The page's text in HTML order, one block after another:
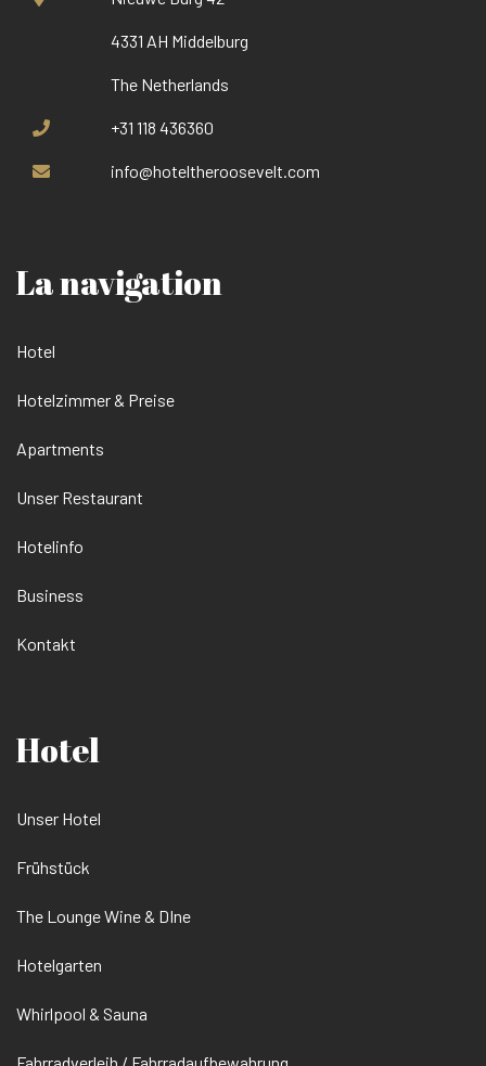
4331 AH Middelburg
The Netherlands
+31 118 436360
info@hoteltheroosevelt.com
La navigation
Hotel
Hotelzimmer & Preise
Apartments
Unser Restaurant
Hotelinfo
Business
Kontakt
Hotel
Unser Hotel
Frühstück
The Lounge Wine & DIne
Hotelgarten
Whirlpool & Sauna